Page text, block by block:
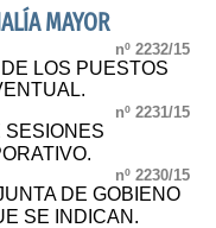
MAYOR
nº 2232/15
LOS PUESTOS
nº 2231/15
SESIONES
nº 2230/15
DE GOBIENO
SE INDICAN.